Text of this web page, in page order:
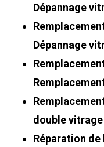
Dépannage
Dépannage
double vitrage
Réparation de